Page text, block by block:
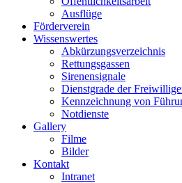
Ausflüge
Förderverein
Wissenswertes
Abkürzungsverzeichnis
Rettungsgassen
Sirenensignale
Dienstgrade der
Kennzeichnung von
Notdienste
Gallery
Filme
Bilder
Kontakt
Intranet